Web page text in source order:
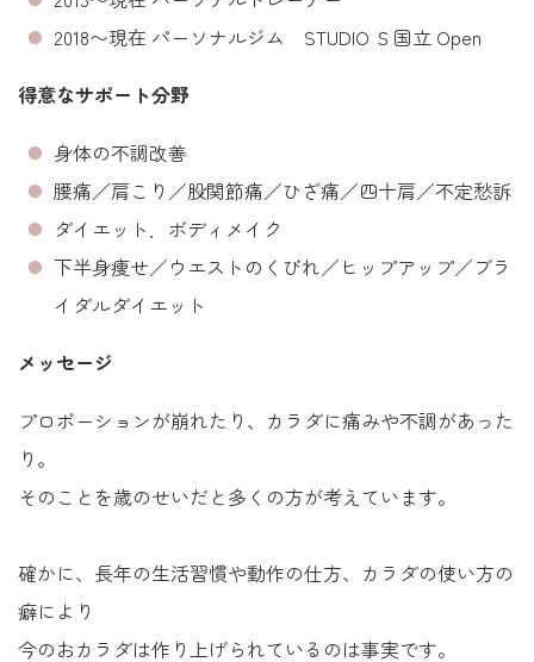
2018〜現在 パーソナルジム STUDIO Ｓ国立 Open
得意なサポート分野
身体の不調改善
腰痛／肩こり／股関節痛／ひざ痛／四十肩／不定愁訴
ダイエット．ボディメイク
下半身痩せ／ウエストのくびれ／ヒップアップ／ブラ
イダルダイエット
メッセージ
プロポーションが崩れたり、カラダに痛みや不調があった
り。
そのことを歳のせいだと多くの方が考えています。
確かに、長年の生活習慣や動作の仕方、カラダの使い方の
癖により
今のおカラダは作り上げられているのは事実です。